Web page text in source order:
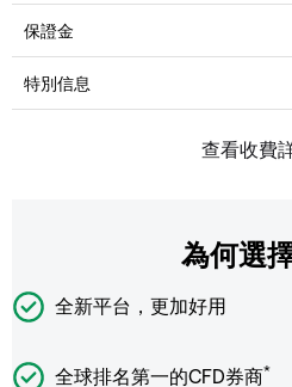
為何選
全新平台，更加好用
全球排名第一的CFD券商*